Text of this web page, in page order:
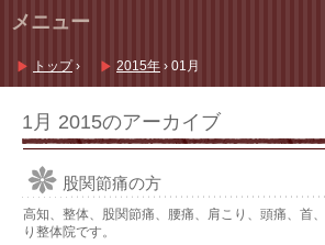
メニュー
ン
ツ
へ
ッ
プ
トップ › 2015年 › 01月
1月 2015のアーカイブ
股関節痛の方
高知、整体、股関節痛、腰痛、肩こり、頭痛、首
り整体院です。